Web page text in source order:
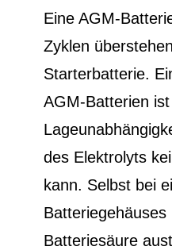
Eine AGM-
Zyklen
Starterbatterie.
AGM-Batterien
des Elektrolyts
kann. Selbst bei
Batteriegehäuses
Batteriesäure